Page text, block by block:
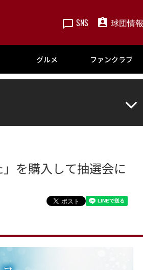
SNS 球団情報
グルメ ファンクラブ
を購入して抽選会に